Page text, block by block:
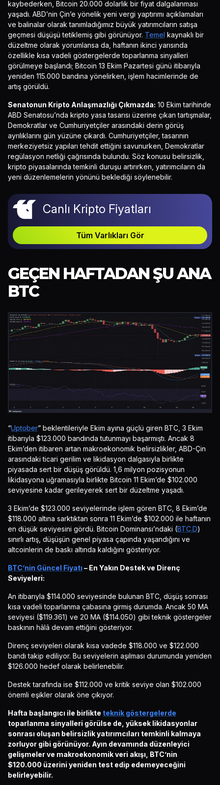
kaybederken, Bitcoin 20.000 dolarlık bir fiyat dalgalanması
yaşadı. ABD’nin Çin’e yönelik yeni vergi yaptırımı açıklamaları
ve balinalar olarak tanımladığımız büyük yatırımcıların satışa
geçmesi düşüşü tetiklemiş gibi görünüyor. Temel kaynaklı bir
düzeltme olarak yorumlansa da, haftanın ikinci yarısında
özellikle kısa vadeli göstergelerde toparlanma sinyalleri
görülmeye başlandı; Bitcoin 13 Ekim Pazartesi günü itibarıyla
yeniden 115.000 bandına yönelirken, işlem hacimlerinde de
artış görüldü.
Senatonun Kripto Anlaşmazlığı Çıkmazda: 10 Ekim tarihinde
ABD Senatosu’nda kripto yasa tasarısı üzerine çıkan tartışmalar,
Demokratlar ve Cumhuriyetçiler arasındaki derin görüş
ayrılıklarını gün yüzüne çıkardı. Cumhuriyetçiler, tasarının
merkeziyetsiz yapıları tehdit ettiğini savunurken, Demokratlar
regülasyon netliği çağrısında bulundu. Söz konusu belirsizlik,
kripto piyasalarında temkinli duruşu artırırken, yatırımcıların da
yeni düzenlemelerin yönünü beklediği söylenebilir.
Canlı Kripto Fiyatları
Tüm Varlıkları Gör
GEÇEN HAFTADAN ŞU ANA
BTC
“Uptober” beklentileriyle Ekim ayına güçlü giren BTC, 3 Ekim
itibarıyla $123.000 bandında tutunmayı başarmıştı. Ancak 8
Ekim’den itibaren artan makroekonomik belirsizlikler, ABD-Çin
arasındaki ticari gerilim ve likidasyon dalgasıyla birlikte
piyasada sert bir düşüş görüldü. 1,6 milyon pozisyonun
likidasyona uğramasıyla birlikte Bitcoin 11 Ekim’de $102.000
seviyesine kadar gerileyerek sert bir düzeltme yaşadı.
3 Ekim’de $123.000 seviyelerinde işlem gören BTC, 8 Ekim’de
$118.000 altına sarktıktan sonra 11 Ekim’de $102.000 ile haftanın
en düşük seviyesini gördü. Bitcoin Dominansı’ndaki (BTC.D)
sınırlı artış, düşüşün genel piyasa çapında yaşandığını ve
altcoinlerin de baskı altında kaldığını gösteriyor.
BTC’nin Güncel Fiyatı – En Yakın Destek ve Direnç
Seviyeleri:
An itibarıyla $114.000 seviyesinde bulunan BTC, düşüş sonrası
kısa vadeli toparlanma çabasına girmiş durumda. Ancak 50 MA
seviyesi ($119.361) ve 20 MA ($114.050) gibi teknik göstergeler
baskının hâlâ devam ettiğini gösteriyor.
Direnç seviyeleri olarak kısa vadede $118.000 ve $122.000
bandı takip ediliyor. Bu seviyelerin aşılması durumunda yeniden
$126.000 hedef olarak belirlenebilir.
Destek tarafında ise $112.000 ve kritik seviye olan $102.000
önemli eşikler olarak öne çıkıyor.
Hafta başlangıcı ile birlikte teknik göstergelerde
toparlanma sinyalleri görülse de, yüksek likidasyonlar
sonrası oluşan belirsizlik yatırımcıları temkinli kalmaya
zorluyor gibi görünüyor. Ayın devamında düzenleyici
gelişmeler ve makroekonomik veri akışı, BTC’nin
$120.000 üzerini yeniden test edip edemeyeceğini
belirleyebilir.